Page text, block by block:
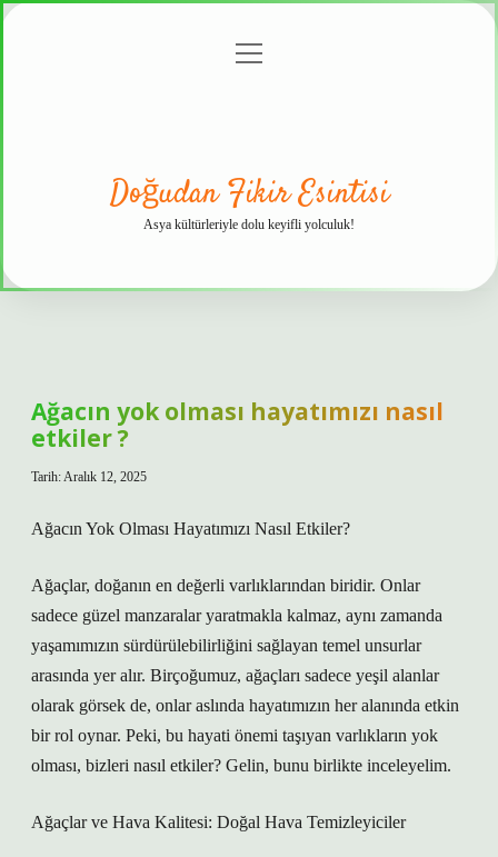
menüyü
Doğudan Fikir Esintisi
Asya kültürleriyle dolu keyifli yolculuk!
Ağacın yok olması hayatımızı nasıl
etkiler ?
Tarih: Aralık 12, 2025
Ağacın Yok Olması Hayatımızı Nasıl Etkiler?
Ağaçlar, doğanın en değerli varlıklarından biridir. Onlar
sadece güzel manzaralar yaratmakla kalmaz, aynı zamanda
yaşamımızın sürdürülebilirliğini sağlayan temel unsurlar
arasında yer alır. Birçoğumuz, ağaçları sadece yeşil alanlar
olarak görsek de, onlar aslında hayatımızın her alanında etkin
bir rol oynar. Peki, bu hayati önemi taşıyan varlıkların yok
olması, bizleri nasıl etkiler? Gelin, bunu birlikte inceleyelim.
Ağaçlar ve Hava Kalitesi: Doğal Hava Temizleyiciler